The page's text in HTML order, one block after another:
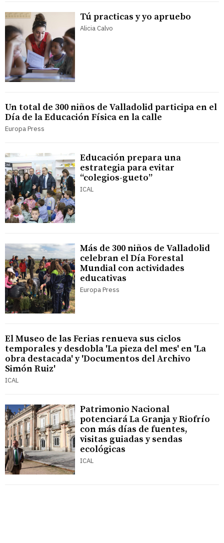
Tú practicas y yo apruebo
Alicia Calvo
Un total de 300 niños de Valladolid participa en el
Día de la Educación Física en la calle
Europa Press
Educación prepara una
estrategia para evitar
“colegios-gueto”
ICAL
Más de 300 niños de Valladolid
celebran el Día Forestal
Mundial con actividades
educativas
Europa Press
El Museo de las Ferias renueva sus ciclos
temporales y desdobla 'La pieza del mes' en 'La
obra destacada' y 'Documentos del Archivo
Simón Ruiz'
ICAL
Patrimonio Nacional
potenciará La Granja y Riofrío
con más días de fuentes,
visitas guiadas y sendas
ecológicas
ICAL